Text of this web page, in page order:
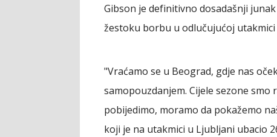
Gibson je definitivno dosadašnji
žestoku borbu u odlučujućoj utakmici
"Vraćamo se u Beograd, gdje nas
samopouzdanjem. Cijele sezone
pobijedimo, moramo da pokažemo
koji je na utakmici u Ljubljani ubacio